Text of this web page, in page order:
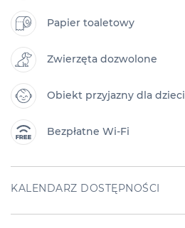
Papier toaletowy
Zwierzęta dozwolone
Obiekt przyjazny dla dzieci
Bezpłatne Wi-Fi
KALENDARZ DOSTĘPNOŚCI